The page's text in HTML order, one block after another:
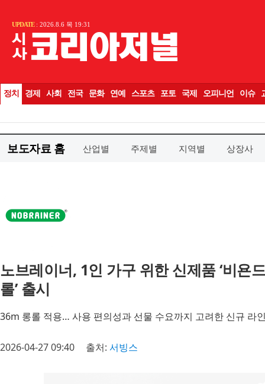
보도자료 홈 산업별 주제별 지역별 상장사
노브레이너, 1인 가구 위한 신제품 ‘비욘
롤’ 출시
36m 롱롤 적용… 사용 편의성과 선물 수요까지 고려한 신규 라
2026-04-27 09:40 출처: 서빙스